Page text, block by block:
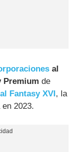
al
Premium de
Fantasy XVI, la
2023.